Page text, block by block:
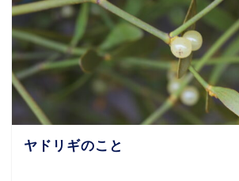
ヤドリギのこと